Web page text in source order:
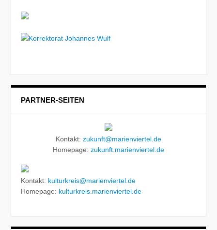
PARTNER-SEITEN
Kontakt: zukunft@marienviertel.de
Homepage: zukunft.marienviertel.de
Kontakt: kulturkreis@marienviertel.de
Homepage: kulturkreis.marienviertel.de